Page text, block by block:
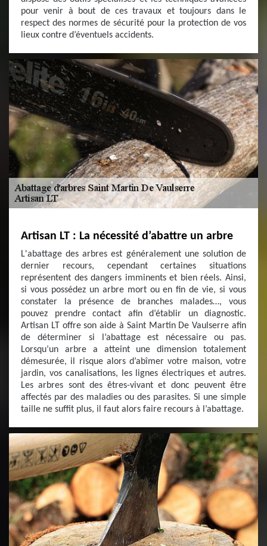
pour venir à bout de ces travaux et toujours dans le
respect des normes de sécurité pour la protection de vos
lieux contre d’éventuels accidents.
Artisan LT : La nécessité d’abattre un arbre
L'abattage des arbres est généralement une solution de
dernier recours, cependant certaines situations
représentent des dangers imminents et bien réels. Ainsi,
si vous possédez un arbre mort ou en fin de vie, si vous
constater la présence de branches malades…, vous
pouvez prendre contact afin d’établir un diagnostic.
Artisan LT offre son aide à Saint Martin De Vaulserre afin
de déterminer si l’abattage est nécessaire ou pas.
Lorsqu’un arbre a atteint une dimension totalement
démesurée, il risque alors d’abîmer votre maison, votre
jardin, vos canalisations, les lignes électriques et autres.
Les arbres sont des êtres-vivant et donc peuvent être
affectés par des maladies ou des parasites. Si une simple
taille ne suffit plus, il faut alors faire recours à l’abattage.